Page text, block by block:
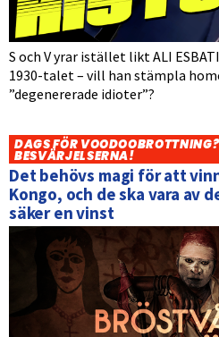
S och V yrar istället likt ALI
1930-talet – vill han stämpla
”degenererade idioter”?
DAGS FÖR
BESVÄRJELSERNA!
Det behövs magi för att
Kongo, och de ska vara av
säker en vinst